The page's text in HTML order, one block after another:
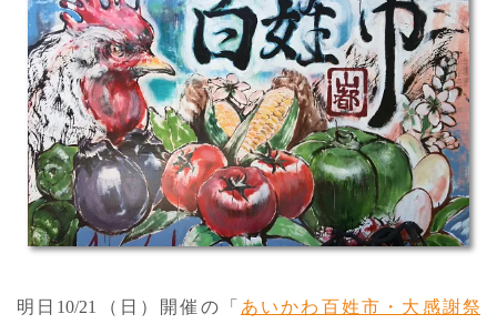
明日10/21（日）開催の「 あいかわ百姓市・大感謝祭